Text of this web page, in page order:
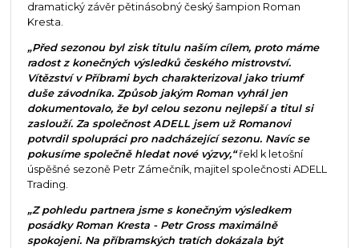
dramatický závěr pětinásobný český šampion Roman
Kresta.
„Před sezonou byl zisk titulu naším cílem, proto máme
radost z konečných výsledků českého mistrovství.
Vítězství v Příbrami bych charakterizoval jako triumf
duše závodníka. Způsob jakým Roman vyhrál jen
dokumentovalo, že byl celou sezonu nejlepší a titul si
zaslouží. Za společnost ADELL jsem už Romanovi
potvrdil spolupráci pro nadcházející sezonu. Navíc se
pokusíme společně hledat nové výzvy,“řekl k letošní
úspěšné sezoně Petr Zámečník, majitel společnosti ADELL
Trading.
„Z pohledu partnera jsme s konečným výsledkem
posádky Roman Kresta - Petr Gross maximálně
spokojeni. Na příbramských tratích dokázala být